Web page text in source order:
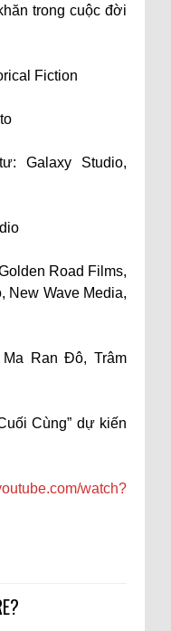
trong cuộc đời
Fiction
Galaxy Studio,
Road Films,
New Wave Media,
Ran Đô, Trâm
Cùng” dự kiến
watch?